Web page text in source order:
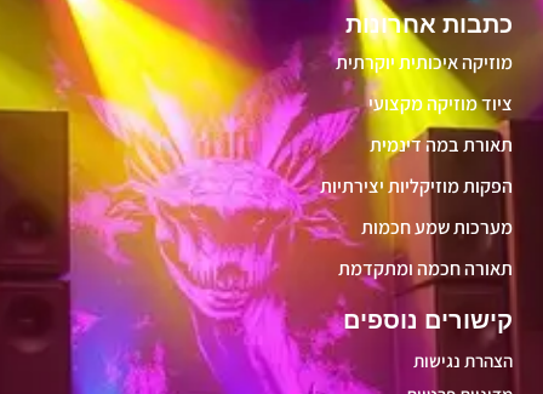
קישורים נוספים
הצהרת נגישות
כתבות אחרונות
מוזיקה איכותית יוקרתית
ציוד מוזיקה מקצועי
תאורת במה דינמית
הפקות מוזיקליות יצירתיות
מערכות שמע חכמות
תאורה חכמה ומתקדמת